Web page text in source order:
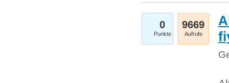
0
Punkte
9669
Aufrufe